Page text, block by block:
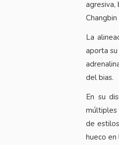
La
aporta
del bias.
En su
múltiples
de
hueco en